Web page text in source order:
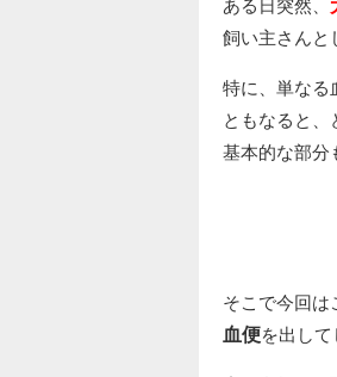
ある日突然、
飼い主さんと
特に、単なる
ともなると、
基本的な部分
そこで今回は
血便を出し